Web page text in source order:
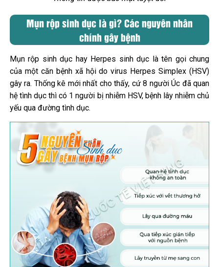
Mụn rộp sinh dục là gì? Các nguyên nhân
chính gây bệnh
Mụn rộp sinh dục hay Herpes sinh dục là tên gọi chung
của một căn bệnh xã hội do virus Herpes Simplex (HSV)
gây ra. Thống kê mới nhất cho thấy, cứ 8 người Úc đã quan
hệ tình dục thì có 1 người bị nhiễm HSV, bệnh lây nhiễm chủ
yếu qua đường tình dục.